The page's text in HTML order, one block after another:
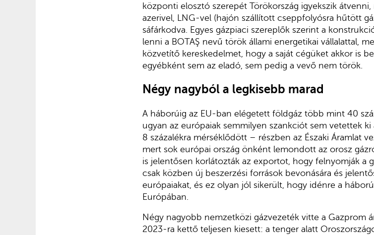
központi elosztó szerepét Törökország igyekszik
azerivel, LNG-vel (hajón szállított cseppfolyósra hűtött
sáfárkodva. Egyes gázpiaci szereplők szerint a
lenni a BOTAŞ nevű török állami energetikai vállalattal,
közvetítő kereskedelmet, hogy a saját cégüket akkor is
egyébként sem az eladó, sem pedig a vevő nem török.
Négy nagyból a legkisebb marad
A háborúig az EU-ban elégetett földgáz több mint 40
ugyan az európaiak semmilyen szankciót sem vetettek ki
8 százalékra mérséklődött – részben az Északi Áramlat
mert sok európai ország önként lemondott az orosz
is jelentősen korlátozták az exportot, hogy felnyomják a
csak közben új beszerzési források bevonására és
európaiakat, és ez olyan jól sikerült, hogy idénre a
Európában.
Négy nagyobb nemzetközi gázvezeték vitte a Gazprom
2023-ra kettő teljesen kiesett: a tenger alatt